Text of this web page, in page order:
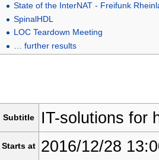
State of the InterNAT - Freifunk
SpinalHDL
LOC Teardown Meeting
… further results
Subtitle IT-solutions for
Starts at 2016/12/28